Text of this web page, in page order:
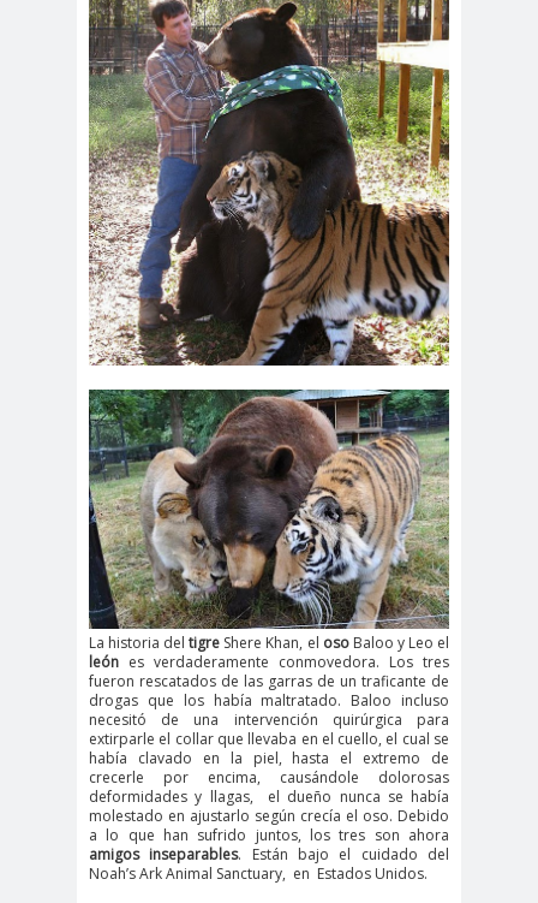
La historia deltigre Shere Khan, el osoBaloo y Leo el
león es verdaderamente conmovedora. Los tres
fueron rescatados de las garras de un traficante de
drogas que los había maltratado. Baloo incluso
necesitó de una intervención quirúrgica para
extirparle el collar que llevaba en el cuello, el cual se
había clavado en la piel, hasta el extremo de
crecerle por encima, causándole dolorosas
deformidades y llagas, el dueño nunca se había
molestado en ajustarlo según crecía el oso. Debido
a lo que han sufrido juntos, los tres son ahora
amigos inseparables. Están bajo el cuidado del
Noah’s Ark Animal Sanctuary, en Estados Unidos.